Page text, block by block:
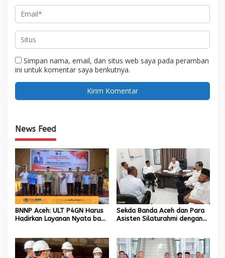
Simpan nama, email, dan situs web saya pada peramban
ini untuk komentar saya berikutnya.
News Feed
BNNP Aceh: ULT P4GN Harus
Hadirkan Layanan Nyata bagi
Sekda Banda Aceh dan Para
Asisten Silaturahmi dengan